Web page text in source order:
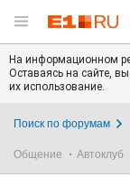
На информационном
Оставаясь на сайте,
их использование.
Поиск по форумам
Общение Автоклуб